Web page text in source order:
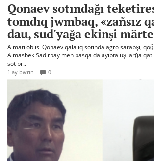
Qonaev sotındağı
tomdıq jwmbaq, «zañsız
dau, sud'yağa ekinşi
Almatı oblısı Qonaev qalalıq sotında agro sarapşı,
Almasbek Sadırbay men basqa da ayıptaluşılarğa
sot pr..
1 ay bwrın 0